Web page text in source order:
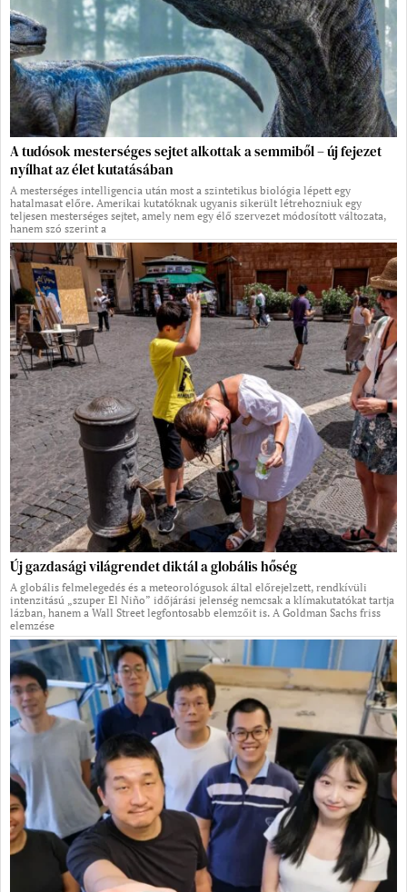
A tudósok mesterséges sejtet alkottak a semmiből – új fejezet
nyílhat az élet kutatásában
A mesterséges intelligencia után most a szintetikus biológia lépett egy
hatalmasat előre. Amerikai kutatóknak ugyanis sikerült létrehozniuk egy
teljesen mesterséges sejtet, amely nem egy élő szervezet módosított változata,
hanem szó szerint a
Új gazdasági világrendet diktál a globális hőség
A globális felmelegedés és a meteorológusok által előrejelzett, rendkívüli
intenzitású „szuper El Niño” időjárási jelenség nemcsak a klímakutatókat tartja
lázban, hanem a Wall Street legfontosabb elemzőit is. A Goldman Sachs friss
elemzése